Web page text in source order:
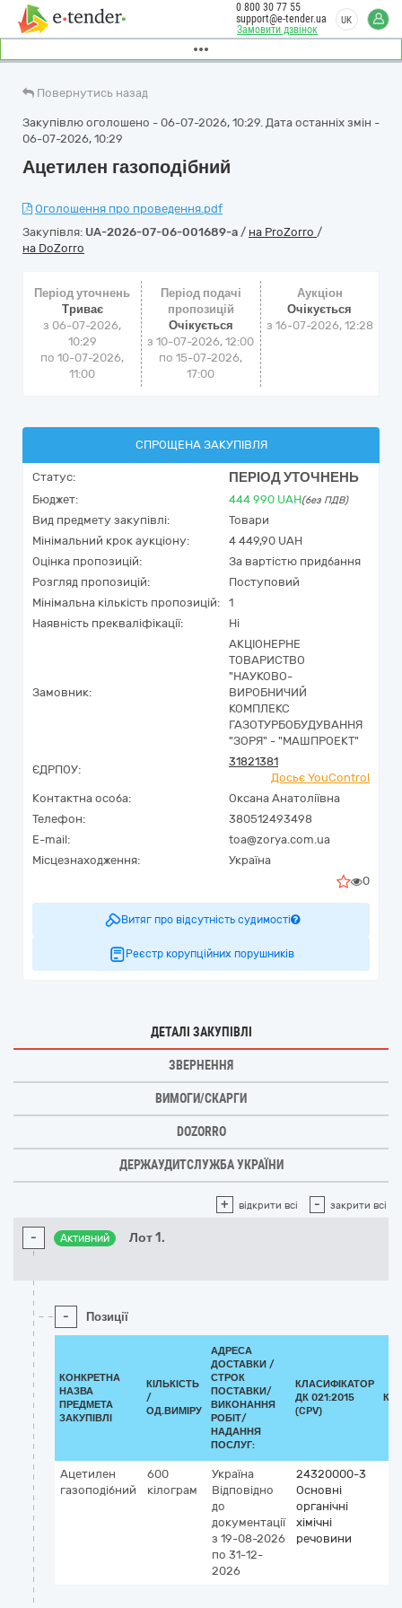
Замовити дзвінок
0 800 30 77 55
support@e-tender.ua
UK
Повернутись назад
Закупівлю оголошено - 06-07-2026, 10:29. Дата останніх змін -
06-07-2026, 10:29
Ацетилен газоподібний
Оголошення про проведення.pdf
Закупівля: UA-2026-07-06-001689-a / на ProZorro /
на DoZorro
Період уточнень
Триває
з 06-07-2026,
10:29
по 10-07-2026,
11:00
Період подачі
пропозицій
Очікується
з 10-07-2026, 12:00
по 15-07-2026,
17:00
Аукціон
Очікується
з 16-07-2026, 12:28
СПРОЩЕНА ЗАКУПІВЛЯ
Статус: ПЕРІОД УТОЧНЕНЬ
Бюджет: 444 990 UAH(без ПДВ)
Вид предмету закупівлі:
Товари
Мінімальний крок аукціону:
4 449,90 UAH
Оцінка пропозицій:
За вартістю придбання
Розгляд пропозицій:
Поступовий
Мінімальна кількість пропозицій:
1
Наявність прекваліфікації:
Ні
Замовник:
АКЦІОНЕРНЕ
ТОВАРИСТВО
"НАУКОВО-
ВИРОБНИЧИЙ
КОМПЛЕКС
ГАЗОТУРБОБУДУВАННЯ
"ЗОРЯ" - "МАШПРОЕКТ"
ЄДРПОУ:
31821381
Досьє YouControl
Контактна особа:
Оксана Анатоліївна
Телефон:
380512493498
E-mail:
toa@zorya.com.ua
Місцезнаходження:
Україна
0
Витяг про відсутність судимості
Реєстр корупційних порушників
ДЕТАЛІ ЗАКУПІВЛІ
ЗВЕРНЕННЯ
ВИМОГИ/СКАРГИ
DOZORRO
ДЕРЖАУДИТСЛУЖБА УКРАЇНИ
+ відкрити всі - закрити всі
- Активний Лот 1.
- Позиції
КОНКРЕТНА
НАЗВА
ПРЕДМЕТА
ЗАКУПІВЛІ
КІЛЬКІСТЬ
/
ОД.ВИМІРУ
АДРЕСА
ДОСТАВКИ /
СТРОК
ПОСТАВКИ/
ВИКОНАННЯ
РОБІТ/
НАДАННЯ
ПОСЛУГ:
КЛАСИФІКАТОР
ДК 021:2015
(CPV)
Ацетилен
газоподібний
600
кілограм
Україна
Відповідно
до
документації
з 19-08-2026
по 31-12-
2026
24320000-3
Основні
органічні
хімічні
речовини